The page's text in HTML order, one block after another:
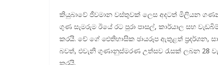
කියු­බාවේ ජීව­මාන වස්තු­වක් ලෙස අද­ටත් මිලි­යන
ගුණ සැම­රුම ඊයේ රට පුරා පාසල්, කාර්යාල සහ
කරයි. චේ ගේ ඓති­හා­සික ඡාය­රූප ඇතු­ළත් ප්‍රද­ර්ශන,
බවත්, එවැනි ගුණා­නු­ස්ම­රණ උත්සව රැසක් ලබන 28
කරයි.